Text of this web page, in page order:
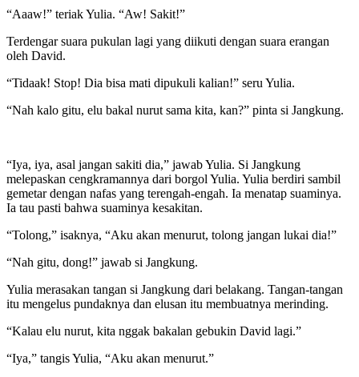
“Aaaw!” teriak Yulia. “Aw! Sakit!”
Terdengar suara pukulan lagi yang diikuti dengan suara erangan
oleh David.
“Tidaak! Stop! Dia bisa mati dipukuli kalian!” seru Yulia.
“Nah kalo gitu, elu bakal nurut sama kita, kan?” pinta si Jangkung.
“Iya, iya, asal jangan sakiti dia,” jawab Yulia. Si Jangkung
melepaskan cengkramannya dari borgol Yulia. Yulia berdiri sambil
gemetar dengan nafas yang terengah-engah. Ia menatap suaminya.
Ia tau pasti bahwa suaminya kesakitan.
“Tolong,” isaknya, “Aku akan menurut, tolong jangan lukai dia!”
“Nah gitu, dong!” jawab si Jangkung.
Yulia merasakan tangan si Jangkung dari belakang. Tangan-tangan
itu mengelus pundaknya dan elusan itu membuatnya merinding.
“Kalau elu nurut, kita nggak bakalan gebukin David lagi.”
“Iya,” tangis Yulia, “Aku akan menurut.”